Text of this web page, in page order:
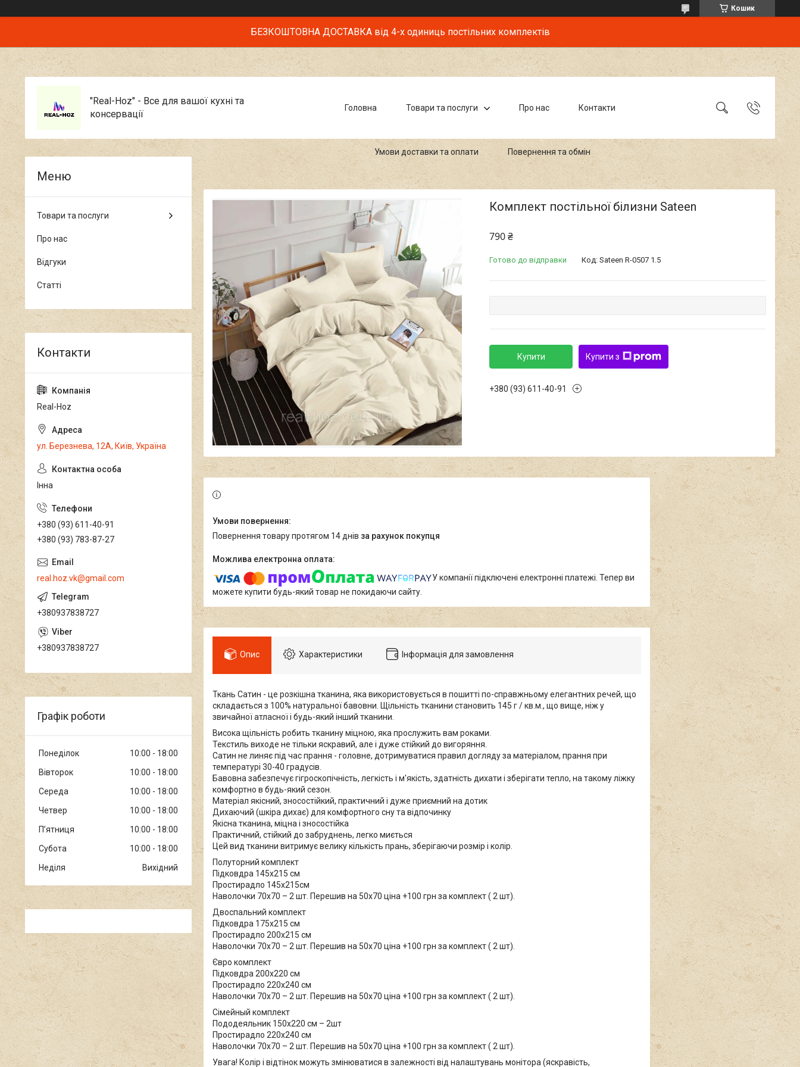
Кошик
БЕЗКОШТОВНА ДОСТАВКА від 4-х одиниць постільних комплектів
"Real-Hoz" - Все для вашої кухні та
консервації
Головна Товари та послуги Про нас Контакти
Умови доставки та оплати Повернення та обмін
Комплект постільної білизни Sateen
790 ₴
Готово до відправки Код: Sateen R-0507 1.5
Купити Купити з
+380 (93) 611-40-91
повернення товару протягом 14 днів за рахунок покупця
У компанії підключені електронні платежі. Тепер ви
можете купити будь-який товар не покидаючи сайту.
Опис Характеристики Інформація для замовлення
Ткань Сатин - це розкішна тканина, яка використовується в пошитті по-справжньому елегантних речей, що
складається з 100% натуральної бавовни. Щільність тканини становить 145 г / кв.м., що вище, ніж у
звичайної атласної і будь-який інший тканини.
Висока щільність робить тканину міцною, яка прослужить вам роками.
Текстиль виходе не тільки яскравий, але і дуже стійкий до вигоряння.
Сатин не линяє під час прання - головне, дотримуватися правил догляду за матеріалом, прання при
температурі 30-40 градусів.
Бавовна забезпечує гігроскопічність, легкість і м'якість, здатність дихати і зберігати тепло, на такому ліжку
комфортно в будь-який сезон.
Матеріал якісний, зносостійкий, практичний і дуже приємний на дотик
Дихаючий (шкіра дихає) для комфортного сну та відпочинку
Якісна тканина, міцна і зносостійка
Практичний, стійкий до забруднень, легко миється
Цей вид тканини витримує велику кількість прань, зберігаючи розмір і колір.
Полуторний комплект
Підковдра 145х215 см
Простирадло 145х215см
Наволочки 70х70 – 2 шт. Перешив на 50х70 ціна +100 грн за комплект ( 2 шт).
Двоспальний комплект
Підковдра 175х215 см
Простирадло 200х215 см
Наволочки 70х70 – 2 шт. Перешив на 50х70 ціна +100 грн за комплект ( 2 шт).
Євро комплект
Підковдра 200х220 см
Простирадло 220х240 см
Наволочки 70х70 – 2 шт. Перешив на 50х70 ціна +100 грн за комплект ( 2 шт).
Сімейный комплект
Пододеяльник 150х220 см – 2шт
Простирадло 220х240 см
Наволочки 70х70 – 2 шт. Перешив на 50х70 ціна +100 грн за комплект ( 2 шт).
Увага! Колір і відтінок можуть змінюватися в залежності від налаштувань монітора (яскравість,
Товари та послуги
Про нас
Відгуки
Статті
Real-Hoz
ул. Березнева, 12А, Київ, Україна
Інна
+380 (93) 611-40-91
+380 (93) 783-87-27
real.hoz.vk@gmail.com
+380937838727
+380937838727
Графік роботи
Понеділок 10:00
18:00
Вівторок
10:00
18:00
Середа
10:00
18:00
Четвер
10:00
18:00
Пʼятниця
10:00
18:00
Субота
10:00
18:00
Неділя
Вихідний